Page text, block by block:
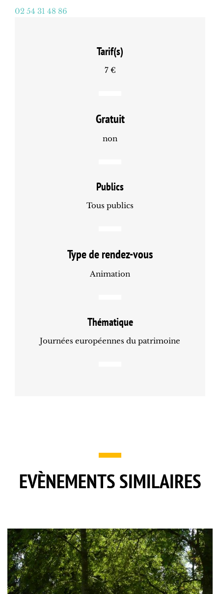
02 54 31 48 86
Tarif(s)
7 €
Gratuit
non
Publics
Tous publics
Type de rendez-vous
Animation
Thématique
Journées européennes du patrimoine
EVÈNEMENTS SIMILAIRES